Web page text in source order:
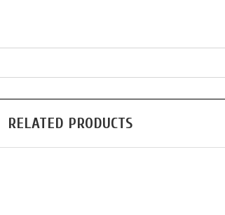
RELATED PRODUCTS